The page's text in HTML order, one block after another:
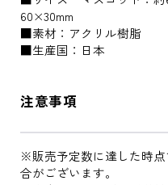
60×30mm
■素材：アクリル樹脂
■生産国：日本
注意事項
※販売予定数に達した時
合がございます。